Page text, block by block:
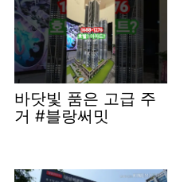
바닷빛 품은 고급 주
거 #블랑써밋